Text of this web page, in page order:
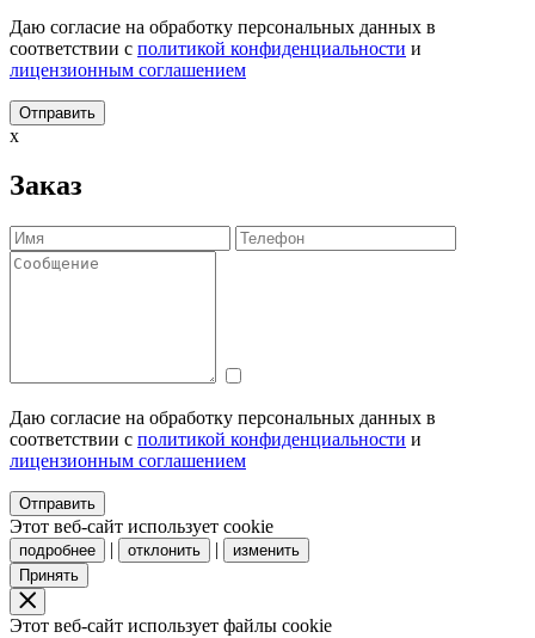
Даю согласие на обработку персональных данных в
соответствии с политикой конфиденциальности и
лицензионным соглашением
x
Заказ
Даю согласие на обработку персональных данных в
соответствии с политикой конфиденциальности и
лицензионным соглашением
Этот веб-сайт использует cookie
подробнее | отклонить |
изменить
Принять
Этот веб-сайт использует файлы cookie